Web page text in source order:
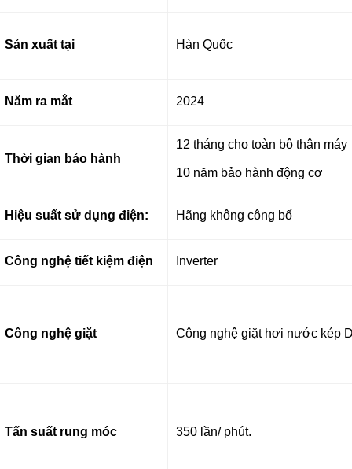
Sản xuất tại Hàn Quốc
Năm ra mắt 2024
Thời gian bảo hành
12 tháng cho toàn bộ thân máy
10 năm bảo hành động cơ
Hiệu suất sử dụng điện: Hãng không công bố
Công nghệ tiết kiệm điện Inverter
Công nghệ giặt Công nghệ giặt hơi nước kép
Tấn suất rung móc 350 lần/ phút.